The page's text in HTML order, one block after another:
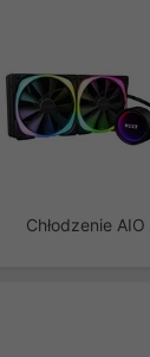
Chłodzenie AIO